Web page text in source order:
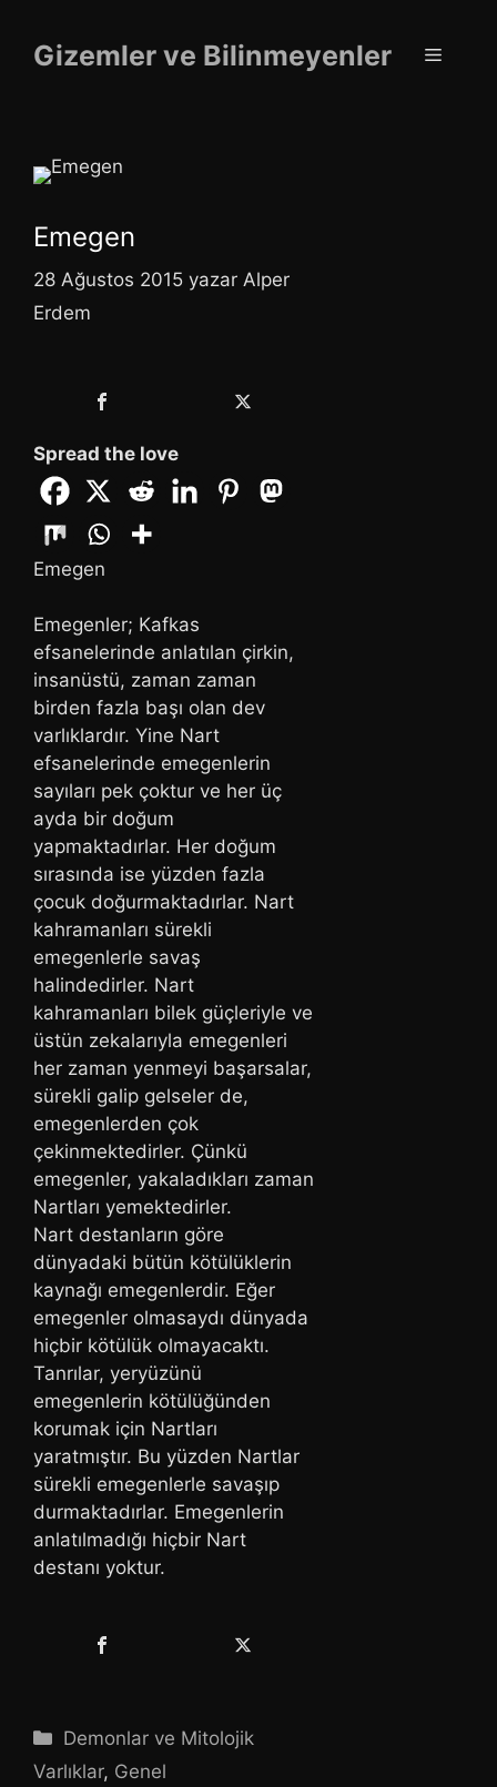
Gizemler ve Bilinmeyenler Menü
Emegen
28 Ağustos 2015 yazar Alper
Erdem
Spread the love
Emegen
Emegenler; Kafkas
efsanelerinde anlatılan çirkin,
insanüstü, zaman zaman
birden fazla başı olan dev
varlıklardır. Yine Nart
efsanelerinde emegenlerin
sayıları pek çoktur ve her üç
ayda bir doğum
yapmaktadırlar. Her doğum
sırasında ise yüzden fazla
çocuk doğurmaktadırlar. Nart
kahramanları sürekli
emegenlerle savaş
halindedirler. Nart
kahramanları bilek güçleriyle ve
üstün zekalarıyla emegenleri
her zaman yenmeyi başarsalar,
sürekli galip gelseler de,
emegenlerden çok
çekinmektedirler. Çünkü
emegenler, yakaladıkları zaman
Nartları yemektedirler.
Nart destanların göre
dünyadaki bütün kötülüklerin
kaynağı emegenlerdir. Eğer
emegenler olmasaydı dünyada
hiçbir kötülük olmayacaktı.
Tanrılar, yeryüzünü
emegenlerin kötülüğünden
korumak için Nartları
yaratmıştır. Bu yüzden Nartlar
sürekli emegenlerle savaşıp
durmaktadırlar. Emegenlerin
anlatılmadığı hiçbir Nart
destanı yoktur.
Kategoriler
Demonlar ve Mitolojik
Varlıklar, Genel